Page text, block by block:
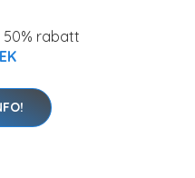
50% rabatt